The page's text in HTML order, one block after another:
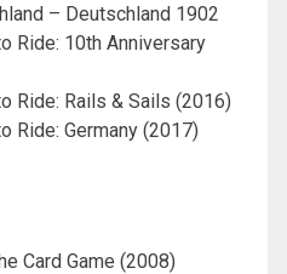
– Deutschland 1902
Ride: 10th Anniversary
Ride: Rails & Sails (2016)
Ride: Germany (2017)
Card Game (2008)